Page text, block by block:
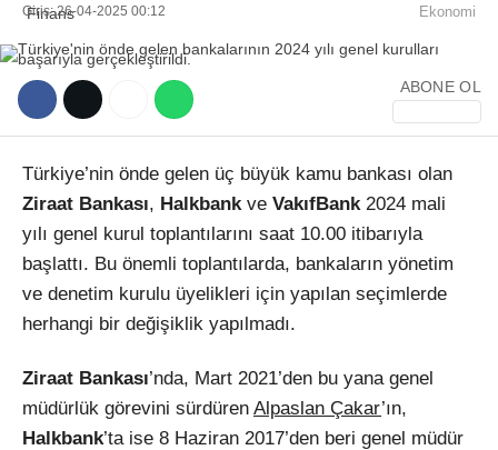
WhatsApp İhbar Hattı
Youtube
Giriş: 26-04-2025 00:12 Ekonomi
ABONE OL
Türkiye’nin önde gelen üç büyük kamu bankası olan
Ziraat Bankası, Halkbank ve VakıfBank 2024 mali
yılı genel kurul toplantılarını saat 10.00 itibarıyla
başlattı. Bu önemli toplantılarda, bankaların yönetim
ve denetim kurulu üyelikleri için yapılan seçimlerde
herhangi bir değişiklik yapılmadı.
Ziraat Bankası’nda, Mart 2021’den bu yana genel
müdürlük görevini sürdüren Alpaslan Çakar’ın,
Halkbank’ta ise 8 Haziran 2017’den beri genel müdür